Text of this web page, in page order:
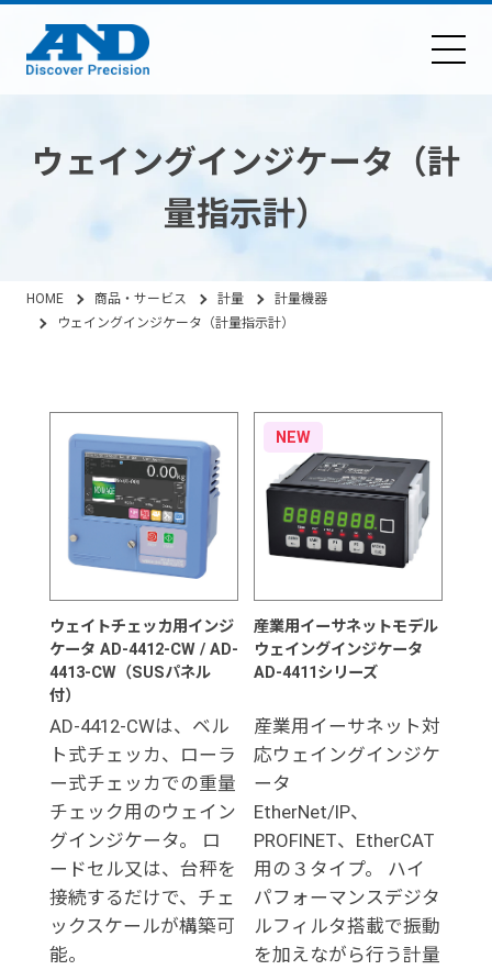
ウェイングインジケータ（計
量指示計）
HOME 商品・サービス 計量
計量機器
ウェイングインジケータ（計量指示計）
ウェイトチェッカ用インジ
ケータ AD-4412-CW / AD-
4413-CW（SUSパネル
付）
AD-4412-CWは、ベル
ト式チェッカ、ローラ
ー式チェッカでの重量
チェック用のウェイン
グインジケータ。 ロ
ードセル又は、台秤を
接続するだけで、チェ
ックスケールが構築可
能。
NEW
産業用イーサネットモデル
ウェイングインジケータ
AD-4411シリーズ
産業用イーサネット対
応ウェイングインジケ
ータ
EtherNet/IP、
PROFINET、EtherCAT
用の３タイプ。 ハイ
パフォーマンスデジタ
ルフィルタ搭載で振動
を加えながら行う計量